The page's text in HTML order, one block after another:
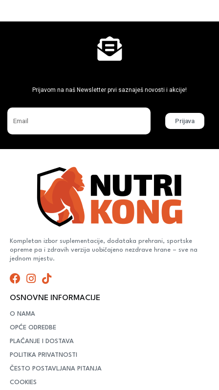
Prijavom na naš Newsletter prvi saznaješ novosti i akcije!
Prijava
Kompletan izbor suplementacije, dodataka prehrani, sportske
opreme pa i zdravih verzija uobičajeno nezdrave hrane – sve na
jednom mjestu.
OSNOVNE INFORMACIJE
O NAMA
OPĆE ODREDBE
PLAĆANJE I DOSTAVA
POLITIKA PRIVATNOSTI
ČESTO POSTAVLJANA PITANJA
COOKIES